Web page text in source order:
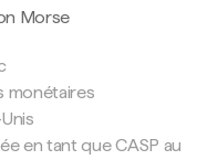
Morse
monétaires
en tant que CASP au